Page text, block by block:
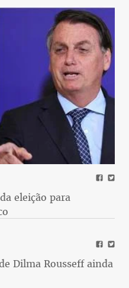
eleição para
Dilma Rousseff ainda